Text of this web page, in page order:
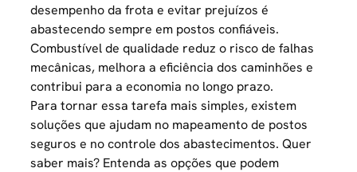
desempenho da frota e evitar prejuízos é
abastecendo sempre em postos confiáveis.
Combustível de qualidade reduz o risco de falhas
mecânicas, melhora a eficiência dos caminhões e
contribui para a economia no longo prazo.
Para tornar essa tarefa mais simples, existem
soluções que ajudam no mapeamento de postos
seguros e no controle dos abastecimentos. Quer
saber mais? Entenda as opções que podem